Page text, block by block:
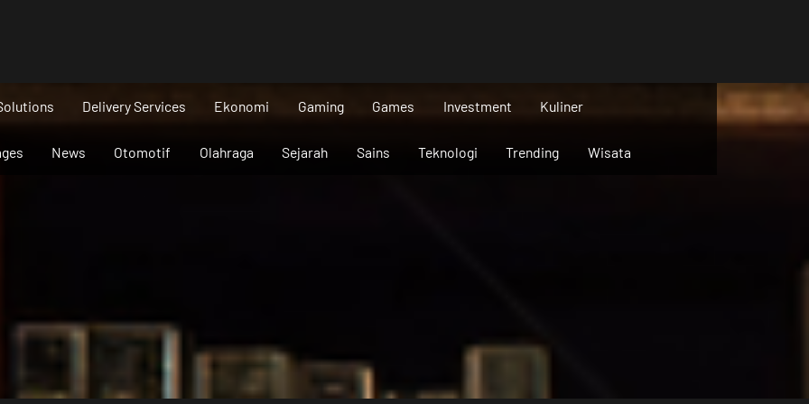
Delivery Services Ekonomi Gaming Games Investment Kuliner
News Otomotif Olahraga Sejarah Sains Teknologi Trending Wisata